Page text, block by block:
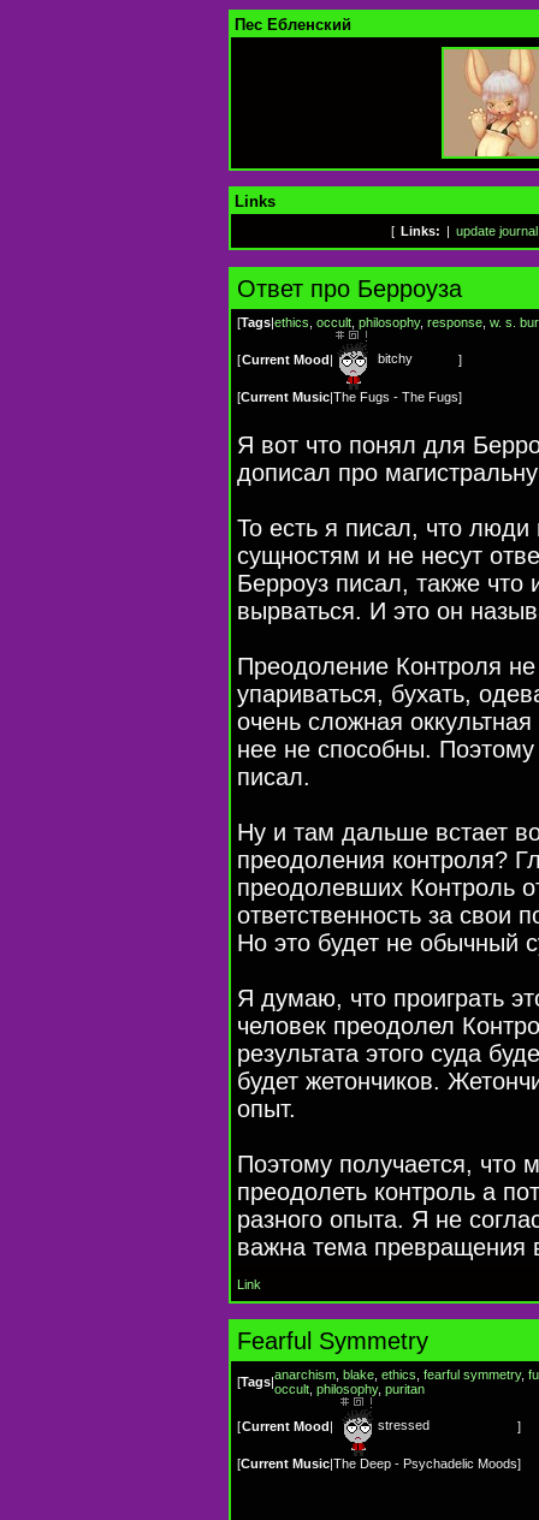
Пес Ебленский
Links
[ Links: update journal
Ответ про Берроуза
[Tags|ethics occult philosophy, response w. s.
[Current Mood| bitchy ]
[Current Music|The Fugs - The Fugs]
Я вот что понял для
дописал про
То есть я писал, что
сущностям и не несут
Берроуз писал, также что
вырваться. И это он
Преодоление Контроля не
упариваться, бухать,
очень сложная
нее не способны.
писал.
Ну и там дальше встает
преодоления контроля?
преодолевших Контроль
ответственность за свои
Но это будет не обычный
Я думаю, что проиграть
человек преодолел
результата этого суда
будет жетончиков.
опыт.
Поэтому получается, что
преодолеть контроль а
разного опыта. Я не
важна тема превращения
Link
Fearful Symmetry
[Tags|anarchism blake ethics fearful symmetry,
occult philosophy, puritan
[Current Mood| stressed ]
[Current Music|The Deep - Psychadelic Moods]